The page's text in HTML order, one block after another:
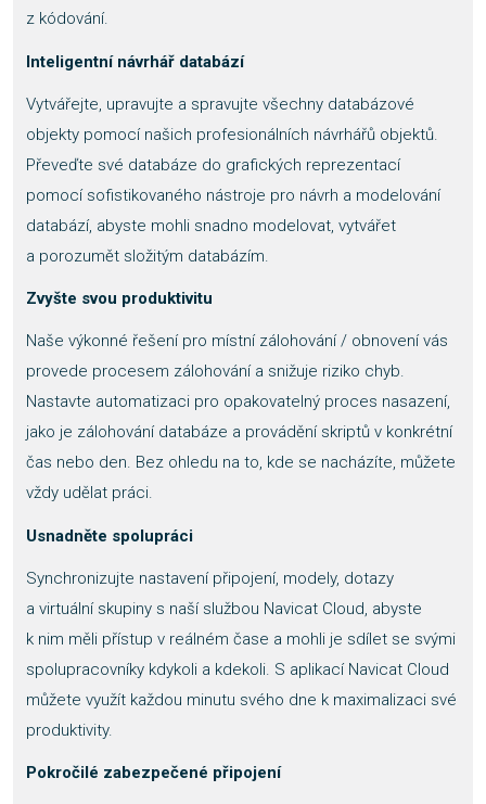
z kódování.
Inteligentní návrhář databází
Vytvářejte, upravujte a spravujte všechny databázové
objekty pomocí našich profesionálních návrhářů objektů.
Převeďte své databáze do grafických reprezentací
pomocí sofistikovaného nástroje pro návrh a modelování
databází, abyste mohli snadno modelovat, vytvářet
a porozumět složitým databázím.
Zvyšte svou produktivitu
Naše výkonné řešení pro místní zálohování / obnovení vás
provede procesem zálohování a snižuje riziko chyb.
Nastavte automatizaci pro opakovatelný proces nasazení,
jako je zálohování databáze a provádění skriptů v konkrétní
čas nebo den. Bez ohledu na to, kde se nacházíte, můžete
vždy udělat práci.
Usnadněte spolupráci
Synchronizujte nastavení připojení, modely, dotazy
a virtuální skupiny s naší službou Navicat Cloud, abyste
k nim měli přístup v reálném čase a mohli je sdílet se svými
spolupracovníky kdykoli a kdekoli. S aplikací Navicat Cloud
můžete využít každou minutu svého dne k maximalizaci své
produktivity.
Pokročilé zabezpečené připojení